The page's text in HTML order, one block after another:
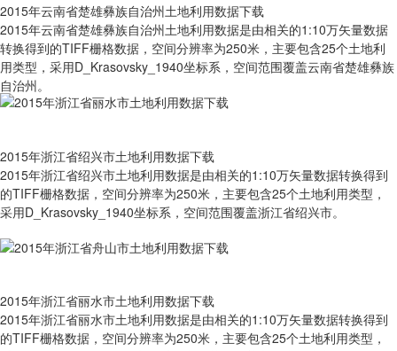
2015年云南省楚雄彝族自治州土地利用数据下载
2015年云南省楚雄彝族自治州土地利用数据是由相关的1:10万矢量数据
转换得到的TIFF栅格数据，空间分辨率为250米，主要包含25个土地利
用类型，采用D_Krasovsky_1940坐标系，空间范围覆盖云南省楚雄彝族
自治州。
2015年浙江省绍兴市土地利用数据下载
2015年浙江省绍兴市土地利用数据是由相关的1:10万矢量数据转换得到
的TIFF栅格数据，空间分辨率为250米，主要包含25个土地利用类型，
采用D_Krasovsky_1940坐标系，空间范围覆盖浙江省绍兴市。
2015年浙江省丽水市土地利用数据下载
2015年浙江省丽水市土地利用数据是由相关的1:10万矢量数据转换得到
的TIFF栅格数据，空间分辨率为250米，主要包含25个土地利用类型，